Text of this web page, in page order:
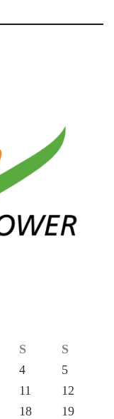
S
S
4
5
11
12
18
19